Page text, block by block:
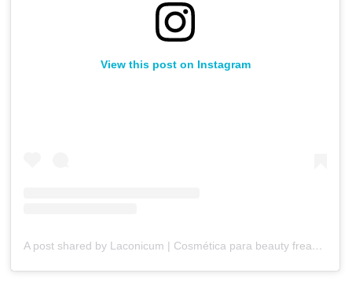
View this post on Instagram
A post shared by Laconicum | Cosmética para beauty freaks (@laconicum)